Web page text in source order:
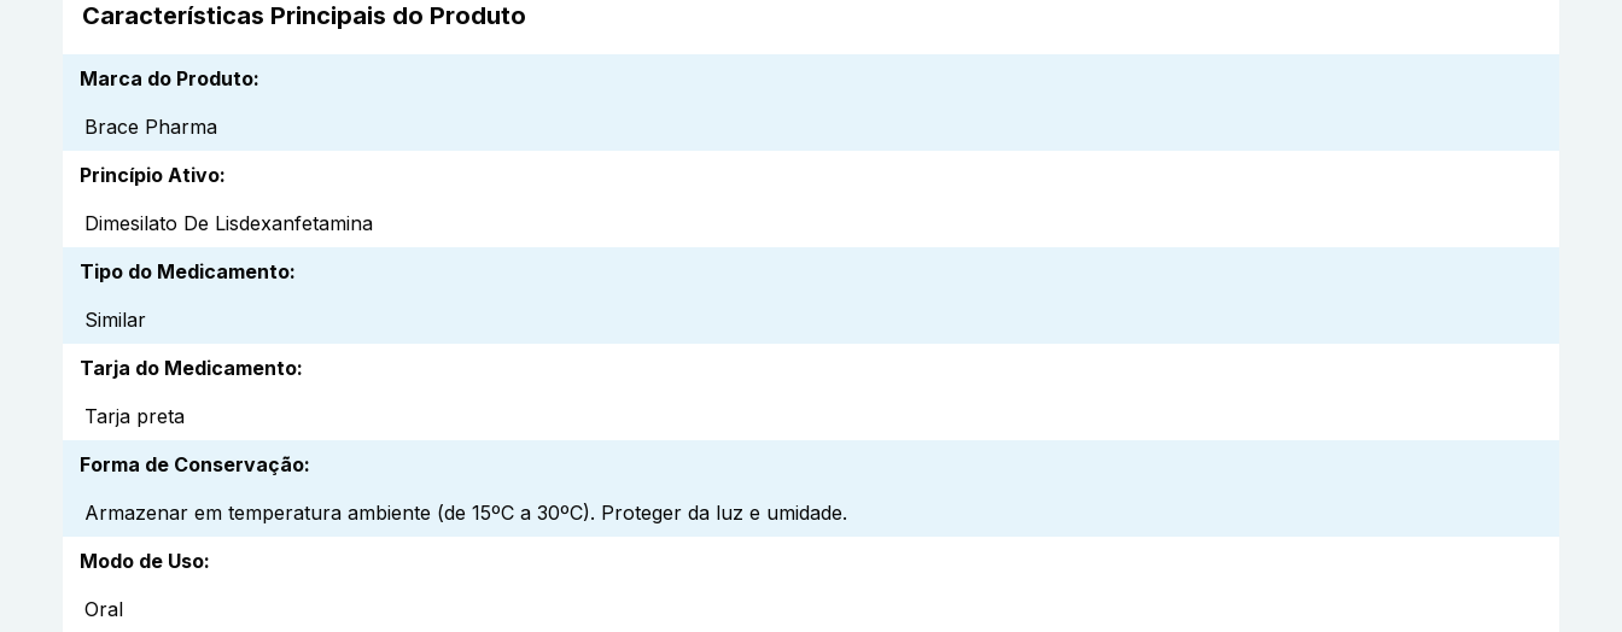
Características Principais do Produto
Marca do Produto:
Brace Pharma
Princípio Ativo:
Dimesilato De Lisdexanfetamina
Tipo do Medicamento:
Similar
Tarja do Medicamento:
Tarja preta
Forma de Conservação:
Armazenar em temperatura ambiente (de 15ºC a 30ºC). Proteger da luz e umidade.
Modo de Uso:
Oral